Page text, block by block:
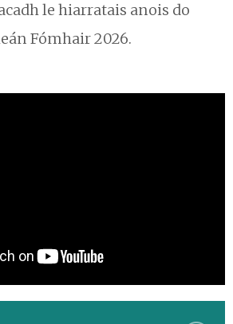
le hiarratais anois do
Fómhair 2026.